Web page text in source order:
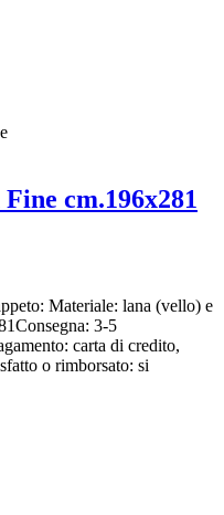
cm.196x281
Materiale: lana (vello) e
3-5
carta di credito,
o rimborsato: si